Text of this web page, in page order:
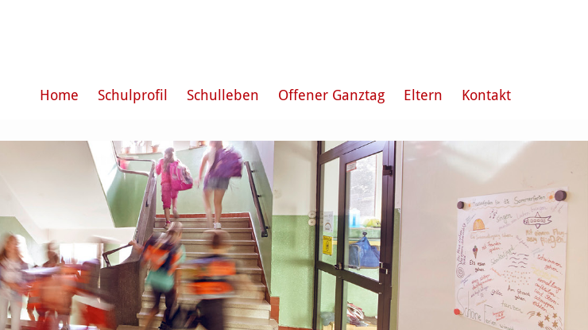
Home Schulprofil Schulleben Offener Ganztag Eltern Kontakt